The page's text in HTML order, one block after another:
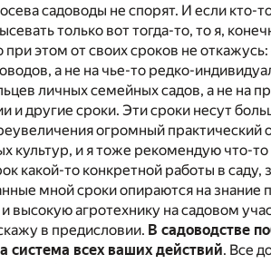
садоводы не спорят. И если
только вот тогда-то, то я,
при этом от своих сроков не
а не на чье-то редко-
личных семейных садов, а не на
и другие сроки. Эти сроки несут
огромный практический
культур, и я тоже рекомендую что-
какой-то конкретной работы в саду,
мной сроки опираются на
высокую агротехнику на садовом
в предисловии. В садоводстве
система всех ваших действий. Все